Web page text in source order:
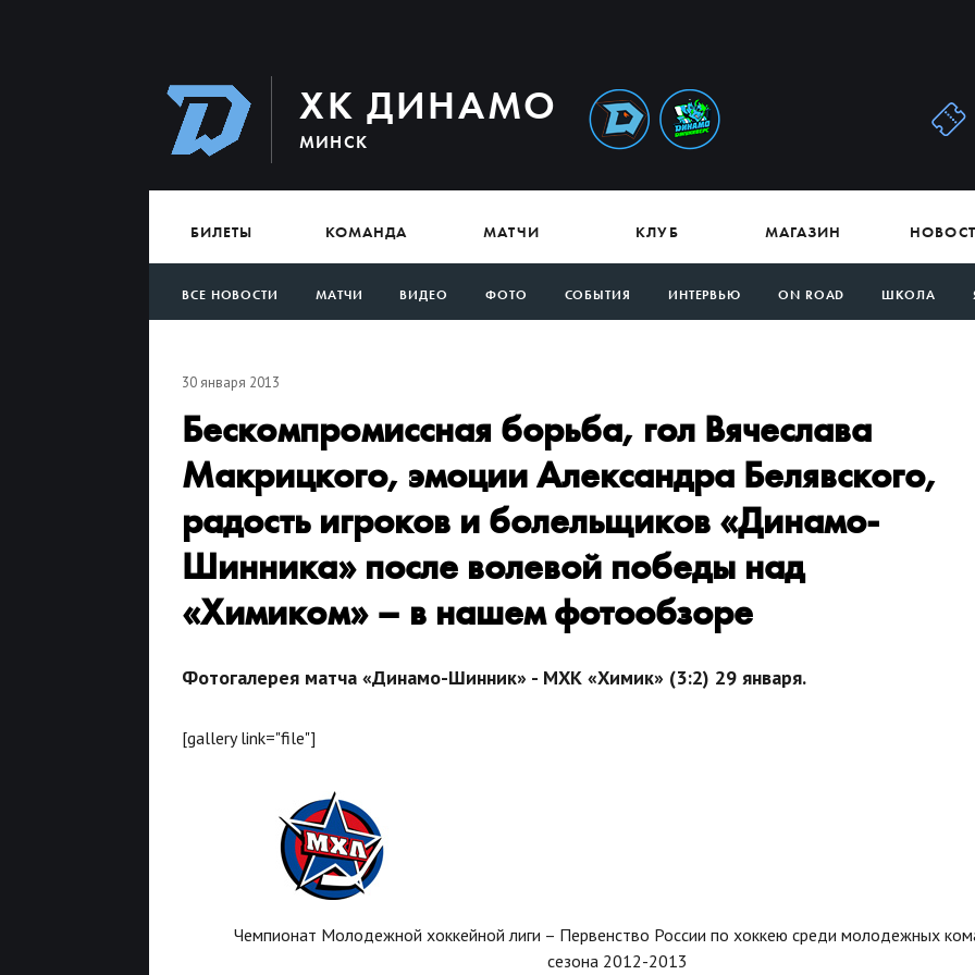
ХК ДИНАМО
МИНСК
БИЛЕТЫ КОМАНДА МАТЧИ КЛУБ МАГАЗИН
ВСЕ НОВОСТИ МАТЧИ ВИДЕО ФОТО СОБЫТИЯ ИНТЕРВЬЮ ON ROAD ШКОЛА
30 января 2013
Бескомпромиссная борьба, гол Вячеслава
Макрицкого, эмоции Александра Белявского,
радость игроков и болельщиков «Динамо-
Шинника» после волевой победы над
«Химиком» – в нашем фотообзоре
Фотогалерея матча «Динамо-Шинник» - МХК «Химик» (3:2) 29 января.
[gallery link="file"]
Чемпионат Молодежной хоккейной лиги – Первенство России по хоккею среди молодежных
сезона 2012-2013